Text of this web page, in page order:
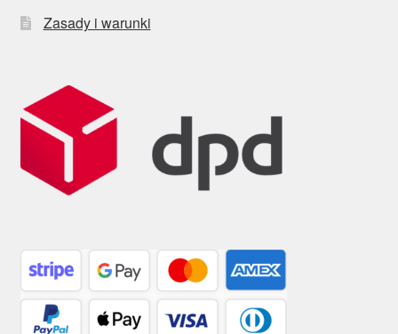
Zasady i warunki